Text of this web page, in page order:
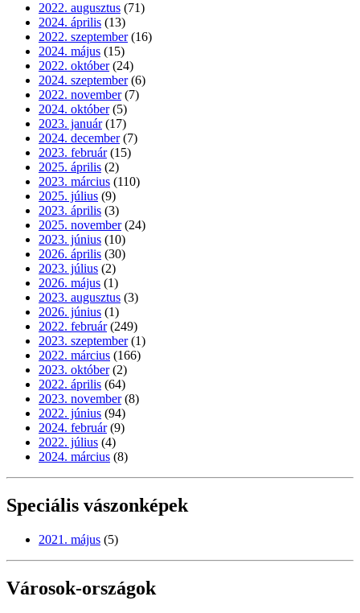
2022. augusztus (71)
2024. április (13)
2022. szeptember (16)
2024. május (15)
2022. október (24)
2024. szeptember (6)
2022. november (7)
2024. október (5)
2023. január (17)
2024. december (7)
2023. február (15)
2025. április (2)
2023. március (110)
2025. július (9)
2023. április (3)
2025. november (24)
2023. június (10)
2026. április (30)
2023. július (2)
2026. május (1)
2023. augusztus (3)
2026. június (1)
2022. február (249)
2023. szeptember (1)
2022. március (166)
2023. október (2)
2022. április (64)
2023. november (8)
2022. június (94)
2024. február (9)
2022. július (4)
2024. március (8)
Speciális vászonképek
2021. május (5)
Városok-országok